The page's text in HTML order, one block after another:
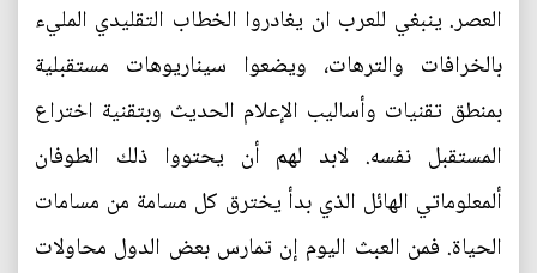
العصر‮. ‬ينبغي‮ ‬للعرب ان‮ ‬يغادروا الخطاب التقليدي‮ ‬المليء
بالخرافات والترهات،‮ ‬ويضعوا سيناريوهات مستقبلية
بمنطق تقنيات وأساليب الإعلام الحديث وبتقنية اختراع
المستقبل نفسه‮. ‬لابد لهم أن‮ ‬يحتووا ذلك الطوفان
ألمعلوماتي‮ ‬الهائل الذي‮ ‬بدأ‮ ‬يخترق كل مسامة من مسامات
الحياة‮. ‬فمن العبث اليوم إن تمارس بعض الدول محاولات